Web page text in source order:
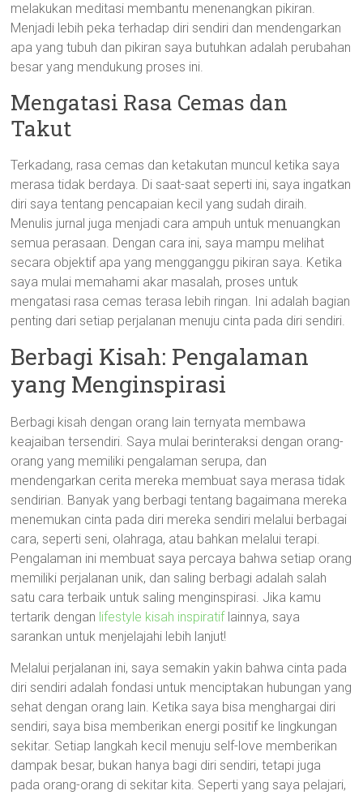
melakukan meditasi membantu menenangkan pikiran.
Menjadi lebih peka terhadap diri sendiri dan mendengarkan
apa yang tubuh dan pikiran saya butuhkan adalah perubahan
besar yang mendukung proses ini.
Mengatasi Rasa Cemas dan
Takut
Terkadang, rasa cemas dan ketakutan muncul ketika saya
merasa tidak berdaya. Di saat-saat seperti ini, saya ingatkan
diri saya tentang pencapaian kecil yang sudah diraih.
Menulis jurnal juga menjadi cara ampuh untuk menuangkan
semua perasaan. Dengan cara ini, saya mampu melihat
secara objektif apa yang mengganggu pikiran saya. Ketika
saya mulai memahami akar masalah, proses untuk
mengatasi rasa cemas terasa lebih ringan. Ini adalah bagian
penting dari setiap perjalanan menuju cinta pada diri sendiri.
Berbagi Kisah: Pengalaman
yang Menginspirasi
Berbagi kisah dengan orang lain ternyata membawa
keajaiban tersendiri. Saya mulai berinteraksi dengan orang-
orang yang memiliki pengalaman serupa, dan
mendengarkan cerita mereka membuat saya merasa tidak
sendirian. Banyak yang berbagi tentang bagaimana mereka
menemukan cinta pada diri mereka sendiri melalui berbagai
cara, seperti seni, olahraga, atau bahkan melalui terapi.
Pengalaman ini membuat saya percaya bahwa setiap orang
memiliki perjalanan unik, dan saling berbagi adalah salah
satu cara terbaik untuk saling menginspirasi. Jika kamu
tertarik dengan lifestyle kisah inspiratiflainnya, saya
sarankan untuk menjelajahi lebih lanjut!
Melalui perjalanan ini, saya semakin yakin bahwa cinta pada
diri sendiri adalah fondasi untuk menciptakan hubungan yang
sehat dengan orang lain. Ketika saya bisa menghargai diri
sendiri, saya bisa memberikan energi positif ke lingkungan
sekitar. Setiap langkah kecil menuju self-love memberikan
dampak besar, bukan hanya bagi diri sendiri, tetapi juga
pada orang-orang di sekitar kita. Seperti yang saya pelajari,